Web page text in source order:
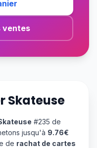
ventes
Skateuse
#235 de
jusqu'à 9.76€
de rachat de cartes